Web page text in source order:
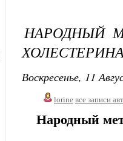
НАРОДНЫЙ
Воскресенье, 11
lorine все записи
Народный